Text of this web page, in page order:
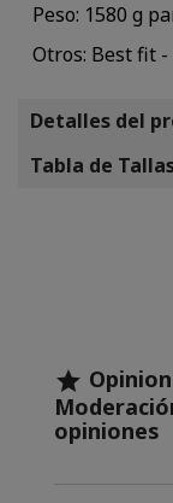
Peso: 1580 g
Otros: Best fit
Detalles del
Tabla de

opiniones